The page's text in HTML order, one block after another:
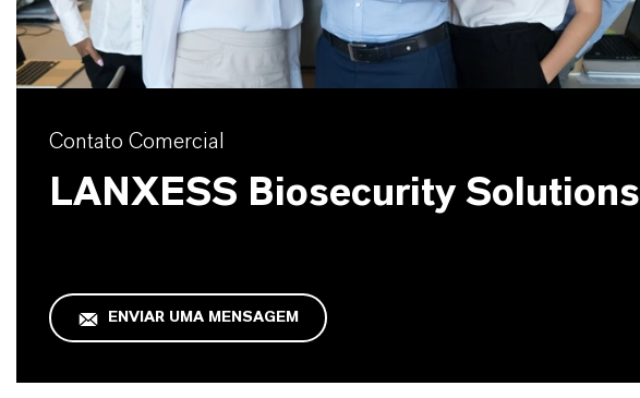
Contato Comercial
LANXESS Biosecurity Solutions
ENVIAR UMA MENSAGEM